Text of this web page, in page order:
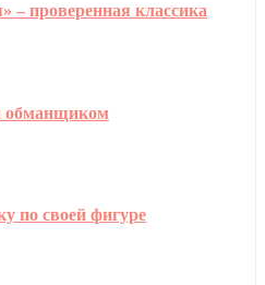
– проверенная классика
обманщиком
по своей фигуре